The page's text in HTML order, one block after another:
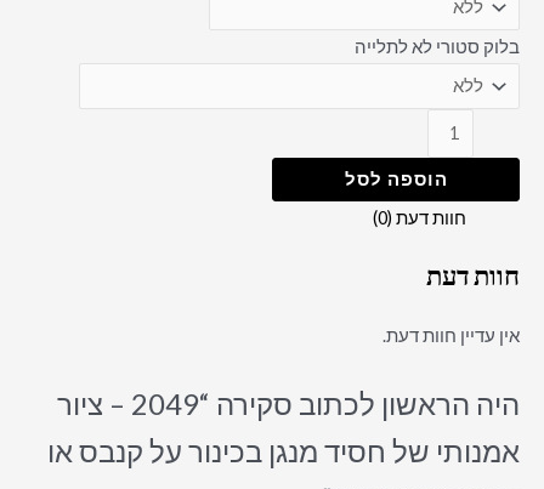
בלוק סטורי לא לתלייה
הוספה לסל
חוות דעת (0)
חוות דעת
אין עדיין חוות דעת.
היה הראשון לכתוב סקירה “2049 – ציור
אמנותי של חסיד מנגן בכינור על קנבס או